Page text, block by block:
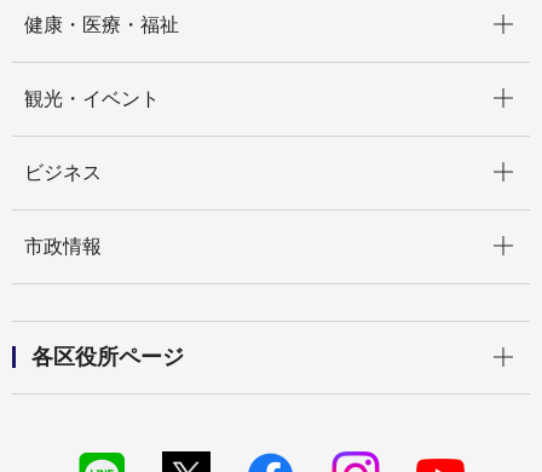
健康・医療・福祉
観光・イベント
ビジネス
市政情報
各区役所ページ